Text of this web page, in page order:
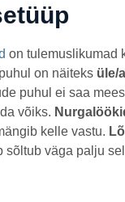
on tulemuslikumad
on näiteks üle/
puhul ei saa
võiks.
kelle vastu.
sõltub väga palju